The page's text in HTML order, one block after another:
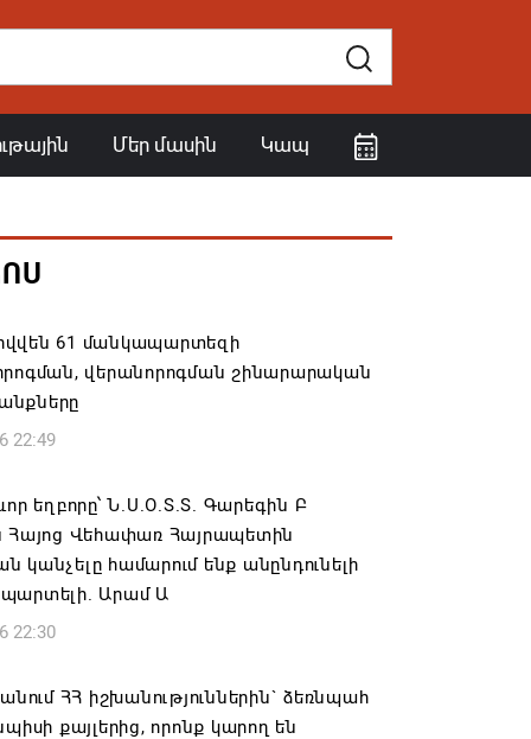
Մեր մասին Կապ
61 մանկապարտեզի
վերանորոգման շինարարական
22:49
եղբորը՝ Ն.Ս.Օ.Տ.Տ. Գարեգին Բ
Հայոց Վեհափառ Հայրապետին
կանչելը համարում ենք անընդունելի
Արամ Ա
22:30
ՀՀ իշխանություններին` ձեռնպահ
քայլերից, որոնք կարող են